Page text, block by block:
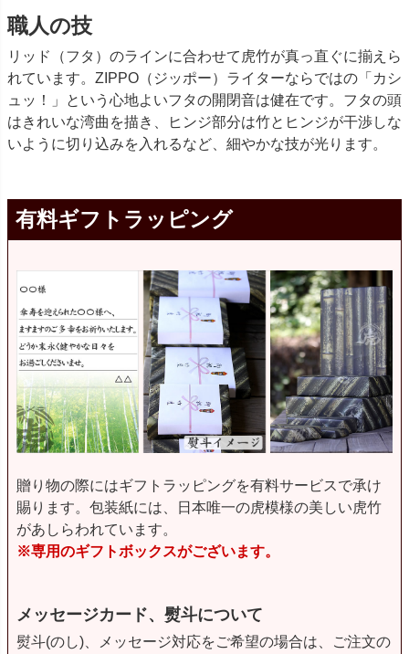
職人の技
リッド（フタ）のラインに合わせて虎竹が真っ直ぐに揃えら
れています。ZIPPO（ジッポー）ライターならではの「カシ
ュッ！」という心地よいフタの開閉音は健在です。フタの頭
はきれいな湾曲を描き、ヒンジ部分は竹とヒンジが干渉しな
いように切り込みを入れるなど、細やかな技が光ります。
有料ギフトラッピング
贈り物の際にはギフトラッピングを有料サービスで承け
賜ります。包装紙には、日本唯一の虎模様の美しい虎竹
があしらわれています。
※専用のギフトボックスがございます。
メッセージカード、熨斗について
熨斗(のし)、メッセージ対応をご希望の場合は、ご注文の